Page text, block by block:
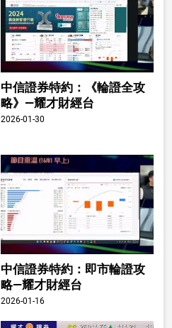
中信證券特約：《輪證全攻
略》—耀才財經台
2026-01-30
中信證券特約：即市輪證攻
略—耀才財經台
2026-01-16